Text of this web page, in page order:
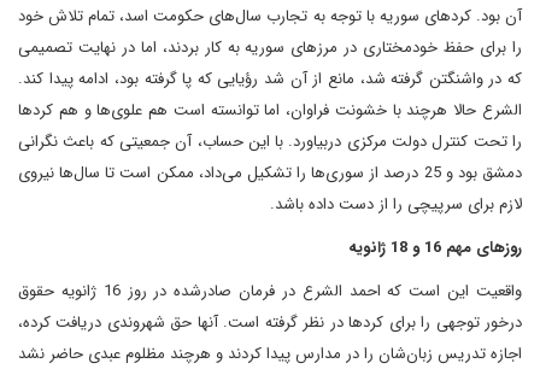
آن بود. کردهای سوریه با توجه به تجارب سال‌های حکومت ‌اسد، تمام تلاش خود
را برای حفظ خودمختاری در مرزهای سوریه به کار بردند، اما در نهایت تصمیمی
که در واشنگتن گرفته شد، مانع از آن شد ‌رؤیایی که پا گرفته بود، ادامه پیدا کند.
الشرع حالا هرچند با خشونت فراوان، اما توانسته است ‌هم علوی‌ها و هم کردها
را تحت کنترل دولت مرکزی در‌بیاورد. با این‌ حساب، آن جمعیتی که باعث نگرانی
دمشق بود و 25 درصد از سوری‌ها را تشکیل می‌داد، ممکن است تا سال‌ها نیروی
لازم برای سرپیچی را از دست داده باشد.
روزهای مهم 16 و 18 ژانویه
واقعیت این است که احمد الشرع در فرمان صادر‌شده در روز 16 ژانویه حقوق
درخور توجهی را برای کردها در نظر گرفته است. آنها حق شهروندی دریافت کرده،
اجازه تدریس زبان‌شان را در مدارس پیدا کردند و هر‌چند مظلوم عبدی حاضر نشد